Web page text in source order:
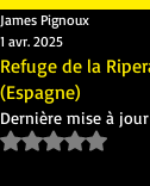
Refuge de la
(Espagne)
James Pignoux
1 avr. 2025
Dernière mise à
Noté NaN